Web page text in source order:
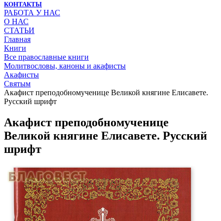
КОНТАКТЫ
РАБОТА У НАС
О НАС
СТАТЬИ
Главная
Книги
Все православные книги
Молитвословы, каноны и акафисты
Акафисты
Святым
Акафист преподобномученице Великой княгине Елисавете.
Русский шрифт
Акафист преподобномученице
Великой княгине Елисавете. Русский
шрифт